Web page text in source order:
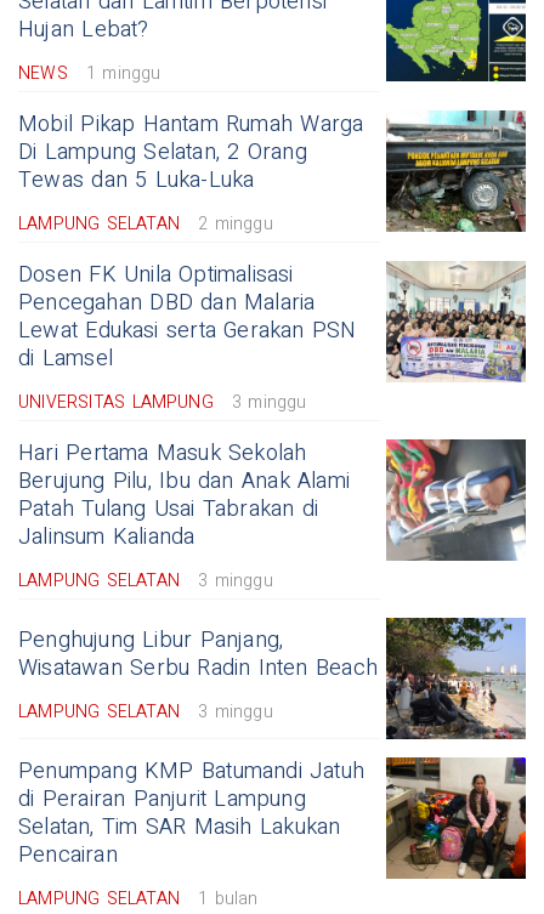
Hujan Lebat?
NEWS 1 minggu
Mobil Pikap Hantam Rumah Warga
Di Lampung Selatan, 2 Orang
Tewas dan 5 Luka-Luka
LAMPUNG SELATAN 2 minggu
Dosen FK Unila Optimalisasi
Pencegahan DBD dan Malaria
Lewat Edukasi serta Gerakan PSN
di Lamsel
UNIVERSITAS LAMPUNG 3 minggu
Hari Pertama Masuk Sekolah
Berujung Pilu, Ibu dan Anak Alami
Patah Tulang Usai Tabrakan di
Jalinsum Kalianda
LAMPUNG SELATAN 3 minggu
Penghujung Libur Panjang,
Wisatawan Serbu Radin Inten Beach
LAMPUNG SELATAN 3 minggu
Penumpang KMP Batumandi Jatuh
di Perairan Panjurit Lampung
Selatan, Tim SAR Masih Lakukan
Pencairan
LAMPUNG SELATAN 1 bulan